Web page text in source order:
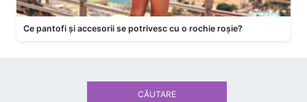
Ce pantofi și accesorii se potrivesc cu o rochie roșie?
CĂUTARE